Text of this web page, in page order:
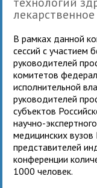
В рамках данной
сессий с участием
руководителей
комитетов
исполнительной
руководителей
субъектов
научно-
медицинских
представителей
конференции
1000 человек.